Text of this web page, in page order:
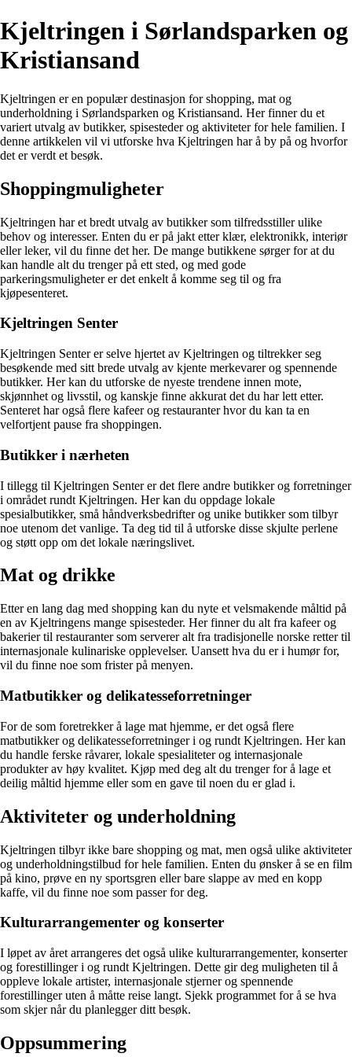
Kjeltringen i Sørlandsparken og
Kristiansand
Kjeltringen er en populær destinasjon for shopping, mat og
underholdning i Sørlandsparken og Kristiansand. Her finner du et
variert utvalg av butikker, spisesteder og aktiviteter for hele familien. I
denne artikkelen vil vi utforske hva Kjeltringen har å by på og hvorfor
det er verdt et besøk.
Shoppingmuligheter
Kjeltringen har et bredt utvalg av butikker som tilfredsstiller ulike
behov og interesser. Enten du er på jakt etter klær, elektronikk, interiør
eller leker, vil du finne det her. De mange butikkene sørger for at du
kan handle alt du trenger på ett sted, og med gode
parkeringsmuligheter er det enkelt å komme seg til og fra
kjøpesenteret.
Kjeltringen Senter
Kjeltringen Senter er selve hjertet av Kjeltringen og tiltrekker seg
besøkende med sitt brede utvalg av kjente merkevarer og spennende
butikker. Her kan du utforske de nyeste trendene innen mote,
skjønnhet og livsstil, og kanskje finne akkurat det du har lett etter.
Senteret har også flere kafeer og restauranter hvor du kan ta en
velfortjent pause fra shoppingen.
Butikker i nærheten
I tillegg til Kjeltringen Senter er det flere andre butikker og forretninger
i området rundt Kjeltringen. Her kan du oppdage lokale
spesialbutikker, små håndverksbedrifter og unike butikker som tilbyr
noe utenom det vanlige. Ta deg tid til å utforske disse skjulte perlene
og støtt opp om det lokale næringslivet.
Mat og drikke
Etter en lang dag med shopping kan du nyte et velsmakende måltid på
en av Kjeltringens mange spisesteder. Her finner du alt fra kafeer og
bakerier til restauranter som serverer alt fra tradisjonelle norske retter til
internasjonale kulinariske opplevelser. Uansett hva du er i humør for,
vil du finne noe som frister på menyen.
Matbutikker og delikatesseforretninger
For de som foretrekker å lage mat hjemme, er det også flere
matbutikker og delikatesseforretninger i og rundt Kjeltringen. Her kan
du handle ferske råvarer, lokale spesialiteter og internasjonale
produkter av høy kvalitet. Kjøp med deg alt du trenger for å lage et
deilig måltid hjemme eller som en gave til noen du er glad i.
Aktiviteter og underholdning
Kjeltringen tilbyr ikke bare shopping og mat, men også ulike aktiviteter
og underholdningstilbud for hele familien. Enten du ønsker å se en film
på kino, prøve en ny sportsgren eller bare slappe av med en kopp
kaffe, vil du finne noe som passer for deg.
Kulturarrangementer og konserter
I løpet av året arrangeres det også ulike kulturarrangementer, konserter
og forestillinger i og rundt Kjeltringen. Dette gir deg muligheten til å
oppleve lokale artister, internasjonale stjerner og spennende
forestillinger uten å måtte reise langt. Sjekk programmet for å se hva
som skjer når du planlegger ditt besøk.
Oppsummering